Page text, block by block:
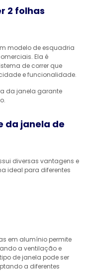
2 folhas
modelo de esquadria
Ela é
de correr que
e funcionalidade.
da janela garante
da janela de
diversas vantagens e
ideal para diferentes
em alumínio permite
a ventilação e
de janela pode ser
a diferentes